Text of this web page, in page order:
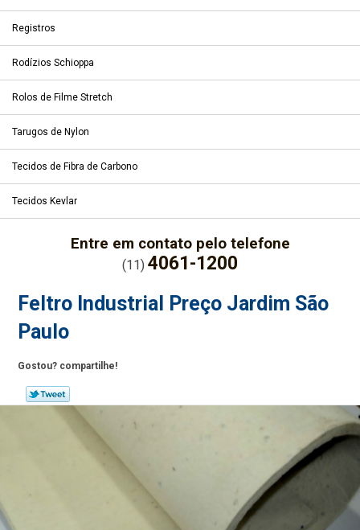
Registros
Rodízios Schioppa
Rolos de Filme Stretch
Tarugos de Nylon
Tecidos de Fibra de Carbono
Tecidos Kevlar
Entre em contato pelo telefone
(11) 4061-1200
Feltro Industrial Preço Jardim São
Paulo
Gostou? compartilhe!